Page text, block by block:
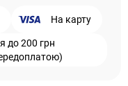
На карту
до 200 грн